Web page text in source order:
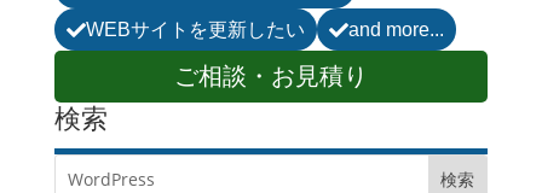
WEBサイトを更新したい and more...
ご相談・お見積り
検索